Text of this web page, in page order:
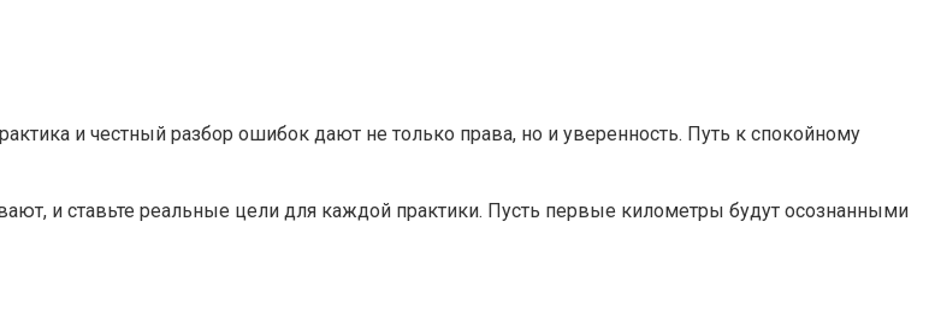
и честный разбор ошибок дают не только права, но и уверенность. Путь к спокойному
и ставьте реальные цели для каждой практики. Пусть первые километры будут осознанными